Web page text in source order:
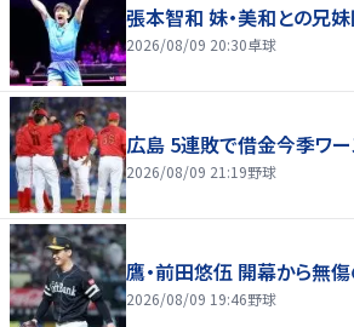
張本智和 妹・美和との兄
2026/08/09 20:30卓球
広島 5連敗で借金今季ワー
2026/08/09 21:19野球
鷹・前田悠伍 開幕から無
2026/08/09 19:46野球